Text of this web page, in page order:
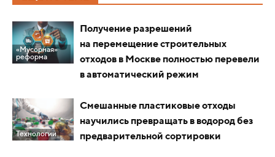
«Мусорная»
реформа
Получение разрешений
на перемещение строительных
отходов в Москве полностью перевели
в автоматический режим
Технологии
Смешанные пластиковые отходы
научились превращать в водород без
предварительной сортировки